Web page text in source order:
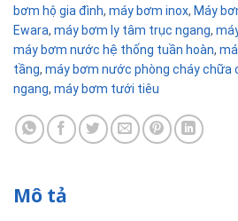
bơm hộ gia đình, máy bơm inox, Máy
Ewara, máy bơm ly tâm trục ngang,
máy bơm nước hệ thống tuần hoàn,
tầng, máy bơm nước phòng cháy chữa
ngang, máy bơm tưới tiêu
Mô tả